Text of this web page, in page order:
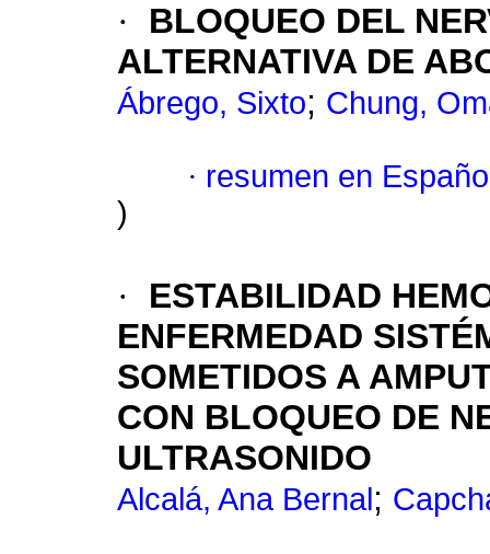
·
BLOQUEO DEL
ALTERNATIVA DE
Ábrego, Sixto; Chung,
· resumen en
)
·
ESTABILIDAD
ENFERMEDAD
SOMETIDOS A
CON BLOQUEO DE
ULTRASONIDO
Alcalá, Ana Bernal ;